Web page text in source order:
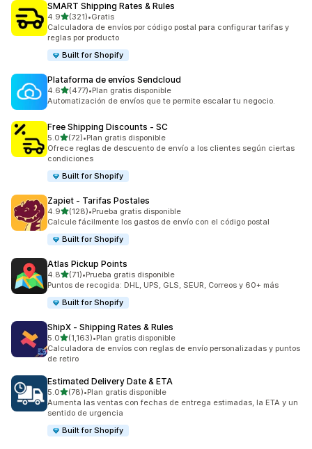
SMART Shipping Rates & Rules
4.9de 5 estrellas
(321)
321 reseñas en total
•Gratis
Calculadora de envíos por código postal para configurar tarifas y
reglas por producto
Built for Shopify
Plataforma de envíos Sendcloud
4.6de 5 estrellas
(477)
477 reseñas en total
•Plan gratis disponible
Automatización de envíos que te permite escalar tu negocio.
Free Shipping Discounts ‑ SC
5.0de 5 estrellas
(72)
72 reseñas en total
•Plan gratis disponible
Ofrece reglas de descuento de envío a los clientes según ciertas
condiciones
Built for Shopify
Zapiet ‑ Tarifas Postales
4.9de 5 estrellas
(128)
128 reseñas en total
•Prueba gratis disponible
Calcule fácilmente los gastos de envío con el código postal
Built for Shopify
Atlas Pickup Points
4.8de 5 estrellas
(71)
71 reseñas en total
•Prueba gratis disponible
Puntos de recogida: DHL, UPS, GLS, SEUR, Correos y 60+ más
Built for Shopify
ShipX ‑ Shipping Rates & Rules
5.0de 5 estrellas
(1,163)
1163 reseñas en total
•Plan gratis disponible
Calculadora de envíos con reglas de envío personalizadas y puntos
de retiro
Estimated Delivery Date & ETA
5.0de 5 estrellas
(78)
78 reseñas en total
•Plan gratis disponible
Aumenta las ventas con fechas de entrega estimadas, la ETA y un
sentido de urgencia
Built for Shopify